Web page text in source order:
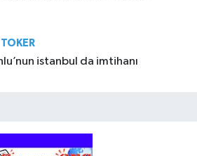
istanbul da imtihanı